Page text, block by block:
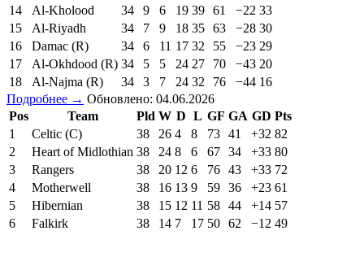
14
Al-Kholood 34 9 6 19 39 61 −22 33
15
Al-Riyadh 34 7 9 18 35 63 −28 30
16
Damac (R) 34 6 11 17 32 55 −23 29
17
Al-Okhdood (R) 34 5 5 24 27 70 −43 20
18
Al-Najma (R) 34 3 7 24 32 76 −44 16
Подробнее → Обновлено: 04.06.2026
Pos
Team Pld W D L GF GA GD Pts
1
Celtic (C) 38 26 4 8 73 41 +32 82
2
Heart of Midlothian 38 24 8 6 67 34 +33 80
3
Rangers 38 20 12 6 76 43 +33 72
4
Motherwell 38 16 13 9 59 36 +23 61
5
Hibernian 38 15 12 11 58 44 +14 57
6
Falkirk 38 14 7 17 50 62 −12 49